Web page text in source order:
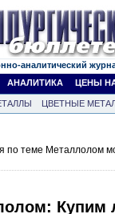
аналитический
АНАЛИТИКА ЦЕНЫ
ЦВЕТНЫЕ
по теме Металлолом
Купим